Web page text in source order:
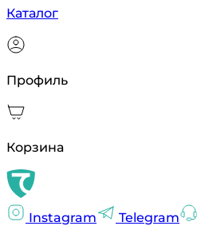
Каталог
Профиль
Корзина
Instagram Telegram